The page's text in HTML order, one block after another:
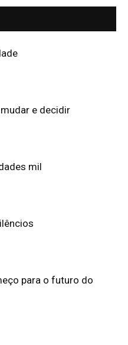
e decidir
mil
para o futuro do